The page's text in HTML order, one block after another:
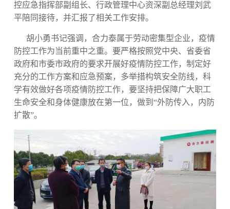
控应急指挥部副组长、行政管理中心资深副总经理刘武
平陪同接待，并汇报了相关工作安排。
胡小勇书记强调，合力泰属于劳动密集型企业，疫情
防控工作为当前重中之重。要严格按照党中央、省委省
政府和市委市政府的要求开展好疫情防控工作，制定好
充分的工作方案和应急预案，多举措构筑安全防线，科
学有效做好各项疫情防控工作，要坚持把保障广大职工
生命安全和身体健康放在第一位，做到“外防传入，内防
扩散”。